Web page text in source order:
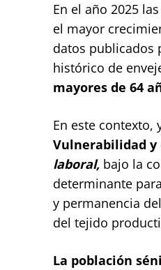
En el año 2025
el mayor
datos publicados
histórico de
mayores de 64
En este contexto,
Vulnerabilidad y
laboral, bajo la
determinante
y permanencia
del tejido
La población